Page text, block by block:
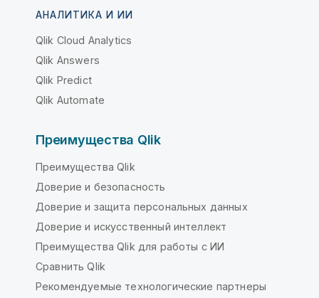
АНАЛИТИКА И ИИ
Qlik Cloud Analytics
Qlik Answers
Qlik Predict
Qlik Automate
Преимущества Qlik
Преимущества Qlik
Доверие и безопасность
Доверие и защита персональных данных
Доверие и искусственный интеллект
Преимущества Qlik для работы с ИИ
Сравнить Qlik
Рекомендуемые технологические партнеры